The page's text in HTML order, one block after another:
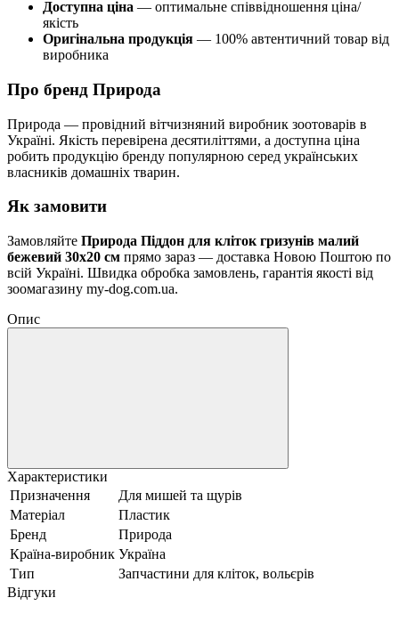
Доступна ціна — оптимальне співвідношення ціна/
якість
Оригінальна продукція — 100% автентичний товар від
виробника
Про бренд Природа
Природа — провідний вітчизняний виробник зоотоварів в
Україні. Якість перевірена десятиліттями, а доступна ціна
робить продукцію бренду популярною серед українських
власників домашніх тварин.
Як замовити
Замовляйте Природа Піддон для кліток гризунів малий
бежевий 30x20 см прямо зараз — доставка Новою Поштою по
всій Україні. Швидка обробка замовлень, гарантія якості від
зоомагазину my-dog.com.ua.
Опис
Характеристики
Призначення
Для мишей та щурів
Матеріал
Пластик
Бренд
Природа
Країна-виробник Україна
Тип
Запчастини для кліток, вольєрів
Відгуки